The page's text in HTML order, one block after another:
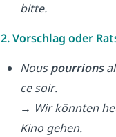
bitte.
2. Vorschlag oder
Nouspourrions
ce soir.
→ Wir könnten
Kino gehen.